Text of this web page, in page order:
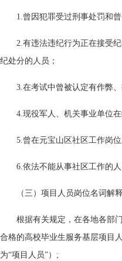
1.曾因犯罪受过刑事处罚和
2.有违法违纪行为正在接受
纪处分的人员；
3.在考试中曾被认定有作弊
4.现役军人、机关事业单位
5.曾在元宝山区社区工作岗
6.依法不能从事社区工作的人
（三）项目人员岗位名词解释
根据有关规定，在各地各部
合格的高校毕业生服务基层项目
为“项目人员”）;